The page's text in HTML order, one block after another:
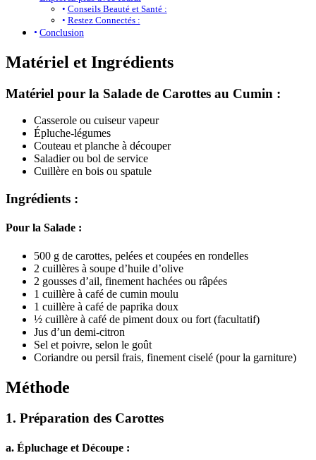
Conseils Beauté et Santé :
Restez Connectés :
Conclusion
Matériel et Ingrédients
Matériel pour la Salade de Carottes au Cumin :
Casserole ou cuiseur vapeur
Épluche-légumes
Couteau et planche à découper
Saladier ou bol de service
Cuillère en bois ou spatule
Ingrédients :
Pour la Salade :
500 g de carottes, pelées et coupées en rondelles
2 cuillères à soupe d’huile d’olive
2 gousses d’ail, finement hachées ou râpées
1 cuillère à café de cumin moulu
1 cuillère à café de paprika doux
½ cuillère à café de piment doux ou fort (facultatif)
Jus d’un demi-citron
Sel et poivre, selon le goût
Coriandre ou persil frais, finement ciselé (pour la garniture)
Méthode
1. Préparation des Carottes
a. Épluchage et Découpe :